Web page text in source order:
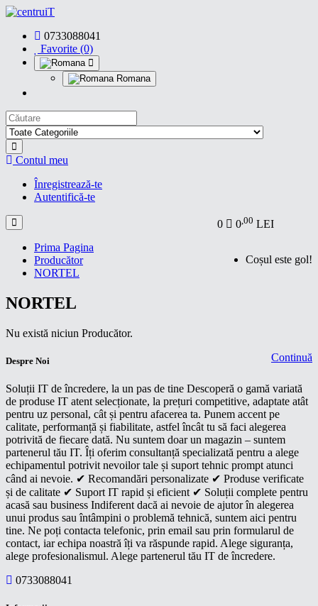
0733088041
Favorite (0)
Romana
Contul meu
Înregistrează-te
Autentifică-te
0 0,00 LEI
Coșul este gol!
Prima Pagina
Producător
NORTEL
NORTEL
Nu există niciun Producător.
Continuă
Despre Noi
Soluții IT de încredere, la un pas de tine Descoperă o gamă variată
de produse IT atent selecționate, la prețuri competitive, adaptate atât
pentru uz personal, cât și pentru afacerea ta. Punem accent pe
calitate, performanță și fiabilitate, astfel încât tu să faci alegerea
potrivită de fiecare dată. Nu suntem doar un magazin – suntem
partenerul tău IT. Îți oferim consultanță specializată pentru a alege
echipamentul potrivit nevoilor tale și suport tehnic prompt atunci
când ai nevoie. ✔ Recomandări personalizate ✔ Produse verificate
și de calitate ✔ Suport IT rapid și eficient ✔ Soluții complete pentru
acasă sau business Indiferent dacă ai nevoie de ajutor în alegerea
unui produs sau întâmpini o problemă tehnică, suntem aici pentru
tine. Ne poți contacta telefonic, prin email sau prin formularul de
contact, iar echipa noastră îți va răspunde rapid. Alege siguranța,
alege profesionalismul. Alege partenerul tău IT de încredere.
0733088041